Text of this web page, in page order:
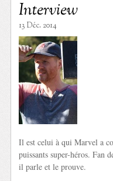
Interview
13 Déc. 2014
Il est celui à qui Marvel a
puissants super-héros. Fan
il parle et le prouve.